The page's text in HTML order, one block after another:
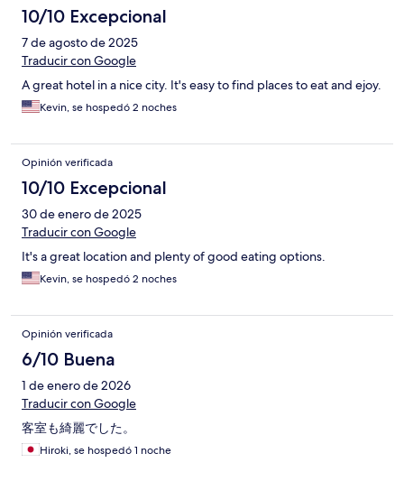
10/10 Excepcional
7 de agosto de 2025
Traducir con Google
A great hotel in a nice city. It's easy to find places to eat and ejoy.
Kevin, se hospedó 2 noches
Opinión verificada
10/10 Excepcional
30 de enero de 2025
Traducir con Google
It's a great location and plenty of good eating options.
Kevin, se hospedó 2 noches
Opinión verificada
6/10 Buena
1 de enero de 2026
Traducir con Google
客室も綺麗でした。
Hiroki, se hospedó 1 noche